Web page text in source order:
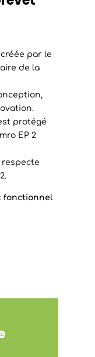
par le
de la
protégé
EP 2
fonctionnel